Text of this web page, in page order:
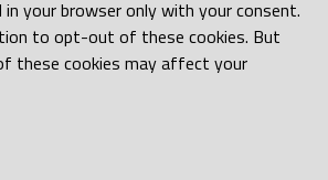
your browser only with your consent.
to opt-out of these cookies. But
these cookies may affect your